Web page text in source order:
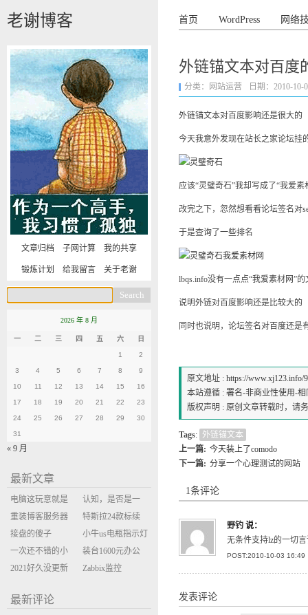
老谢博客 首页 WordPress 网络
外链锚文本对百度
分类： 网站运营 日期：2010-10-
外链锚文本对百度影响还是很大的
今天我意外发现在站长之家论坛挂
应该“灵璧奇石”我却写成了“我爱素
改完之下，忽然想看看论坛签名对
于是查询了一些排名
lbqs.info没有一点点“我爱素材网”
说明外链对百度影响还是比较大的
同时也说明，论坛签名对百度还是
原文地址 :https://www.xj123.info/
本站遵循 :署名-非商业性使用-相
版权声明 : 原创文章转载时，请
Tags: 外链锚文本
上一篇: 今天装上了comodo
下一篇: 分享一个心理测试的网站
1条评论
野钓 说：
无条件支持lz的一切
POST:2010-10-03 16:49
发表评论
文章归档 子网计算 我的共享
锻炼计划 给我留言 关于老谢
2026 年 8 月
一 二 三 四 五 六 日
1 2
3 4 5 6 7 8 9
10 11 12 13 14 15 16
17 18 19 20 21 22 23
24 25 26 27 28 29 30
31
« 9 月
最新文章
电脑这玩意就是
缝缝补补的事
认知，是否是一
座大山？当架构
决策变成配置清
单比价
重装博客服务器
环境
特斯拉24款标续
Model Y 2万公里
使用体验
接盘的傻子
小牛us电瓶指示灯
闪三次不上电
一次还不错的小
米售后体验
装台1600元办公
主机
2021好久没更新
Zabbix监控
最新评论